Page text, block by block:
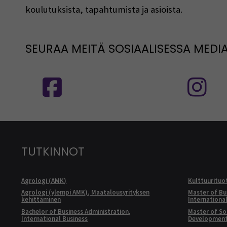
koulutuksista, tapahtumista ja asioista.
SEURAA MEITÄ SOSIAALISESSA
TUTKINNOT
Agrologi (AMK)
Agrologi (ylempi AMK), Maatalousyrityksen
kehittäminen
Bachelor of Business Administration,
International Business
Master of
Master of